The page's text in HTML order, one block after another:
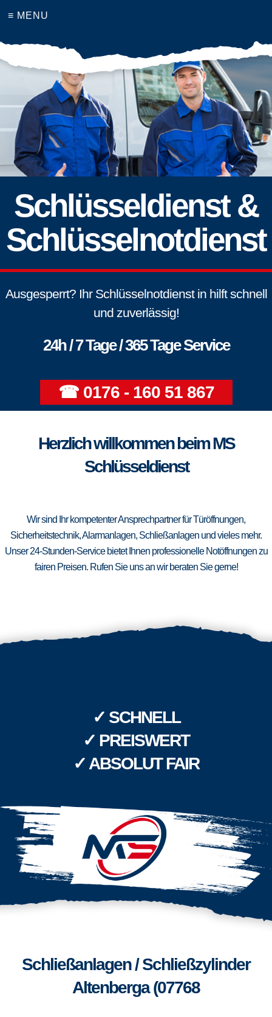
≡ MENU
Schlüsseldienst &
Schlüsselnotdienst
Ausgesperrt? Ihr Schlüsselnotdienst in hilft schnell
und zuverlässig!
24h / 7 Tage / 365 Tage Service
☎ 0176 - 160 51 867
Herzlich willkommen beim MS
Schlüsseldienst
Wir sind Ihr kompetenter Ansprechpartner für Türöffnungen,
Sicherheitstechnik, Alarmanlagen, Schließanlagen und vieles mehr.
Unser 24-Stunden-Service bietet Ihnen professionelle Notöffnungen zu
fairen Preisen. Rufen Sie uns an wir beraten Sie gerne!
✓ SCHNELL
✓ PREISWERT
✓ ABSOLUT FAIR
Schließanlagen / Schließzylinder
Altenberga (07768